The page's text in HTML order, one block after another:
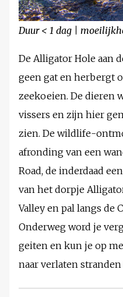
Duur < 1 dag |
De Alligator Hole aan
geen gat en herbergt
zeekoeien. De dieren
vissers en zijn hier
zien. De wildlife-
afronding van een
Road, de inderdaad
van het dorpje
Valley en pal langs de
Onderweg word je
geiten en kun je op
naar verlaten stranden